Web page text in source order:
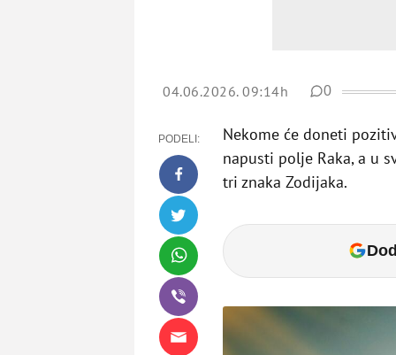
04.06.2026. 09:14h 0
PODELI:
Nekome će doneti
napusti polje Raka, a u
tri znaka Zodijaka.